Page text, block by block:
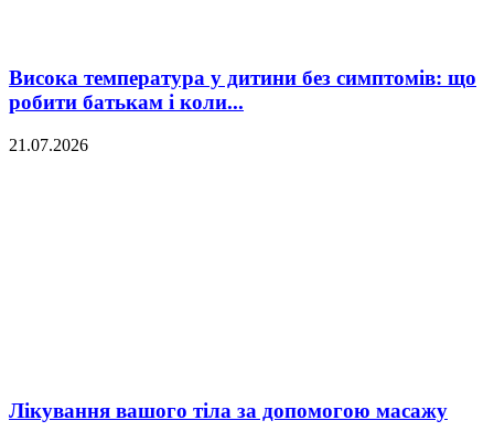
Висока температура у дитини без симптомів: що
робити батькам і коли...
21.07.2026
Лікування вашого тіла за допомогою масажу